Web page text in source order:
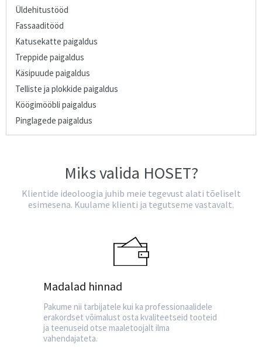
Üldehitustööd
Fassaaditööd
Katusekatte paigaldus
Treppide paigaldus
Käsipuude paigaldus
Telliste ja plokkide paigaldus
Köögimööbli paigaldus
Pinglagede paigaldus
Miks valida HOSET?
Klientide ideoloogia juhib meie tegevust alati tõeliselt
esimesena. Kuulame klienti ja tegutseme vastavalt.
Madalad hinnad
Pakume nii tarbijatele kui ka professionaalidele
erakordset võimalust osta kvaliteetseid tooteid
ja teenuseid otse maaletoojalt ilma
vahendajateta.